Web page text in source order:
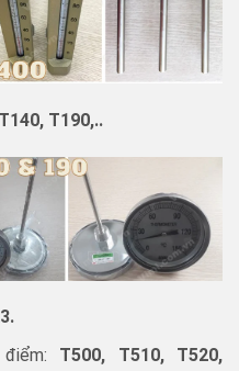
T140, T190,..
T500, T510, T520,